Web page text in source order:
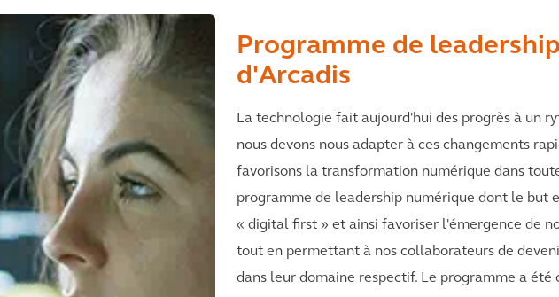
Programme de
d'Arcadis
La technologie fait aujourd'hui des progrès à un
nous devons nous adapter à ces changements
favorisons la transformation numérique dans
programme de leadership numérique dont le but
« digital first » et ainsi favoriser l'émergence de
tout en permettant à nos collaborateurs de
dans leur domaine respectif. Le programme a été